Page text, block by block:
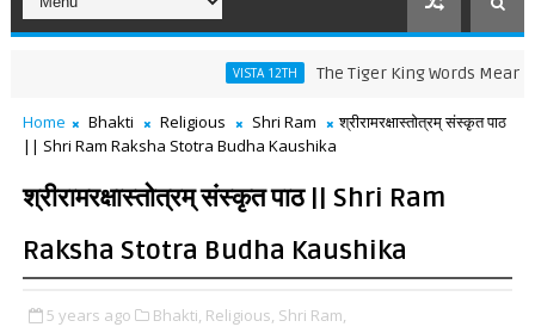
The Tiger King Words Meaning and
Home Bhakti Religious Shri Ram
श्रीरामरक्षास्तोत्रम्‌ संस्कृत पाठ
|| Shri Ram Raksha Stotra Budha Kaushika
श्रीरामरक्षास्तोत्रम्‌ संस्कृत पाठ || Shri Ram
Raksha Stotra Budha Kaushika
5 years ago Bhakti, Religious, Shri Ram,